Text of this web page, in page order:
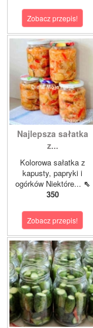
Zobacz przepis!
Najlepsza sałatka
z...
Kolorowa sałatka z
kapusty, papryki i
ogórków Niektóre... ⇖
350
Zobacz przepis!